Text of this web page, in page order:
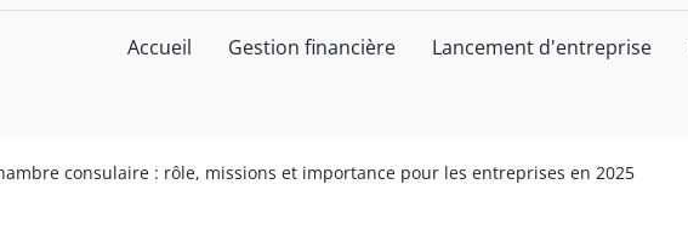
Accueil Gestion financière Lancement d'entreprise
consulaire : rôle, missions et importance pour les entreprises en 2025